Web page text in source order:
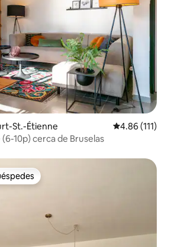
St.-Étienne Calificación
4.86 (111)
10p) cerca de Bruselas
entre huéspedes